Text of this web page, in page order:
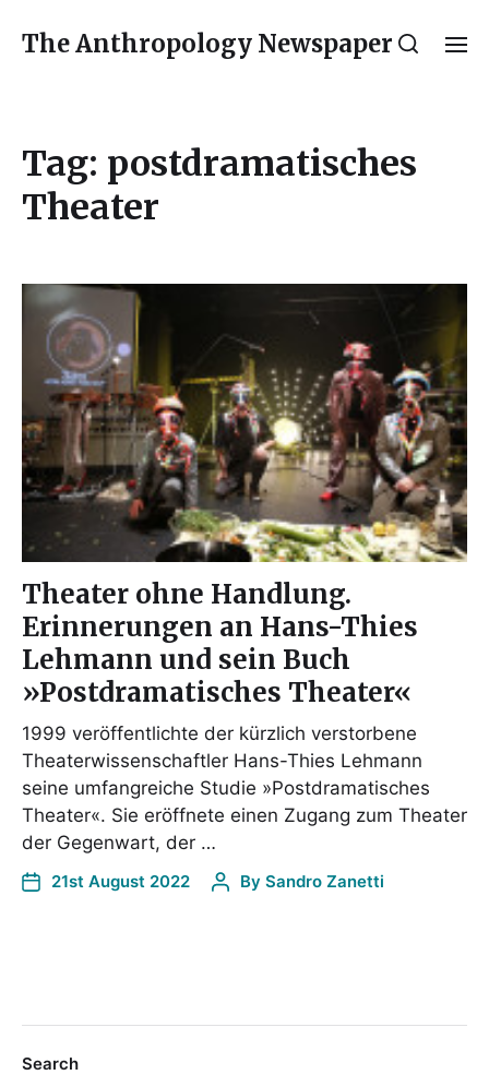
The Anthropology Newspaper
Tag: postdramatisches
Theater
Theater ohne Handlung.
Erinnerungen an Hans-Thies
Lehmann und sein Buch
»Postdramatisches Theater«
1999 veröffentlichte der kürzlich verstorbene
Theaterwissenschaftler Hans-Thies Lehmann
seine umfangreiche Studie »Postdramatisches
Theater«. Sie eröffnete einen Zugang zum Theater
der Gegenwart, der …
21st August 2022 By Sandro Zanetti
Search